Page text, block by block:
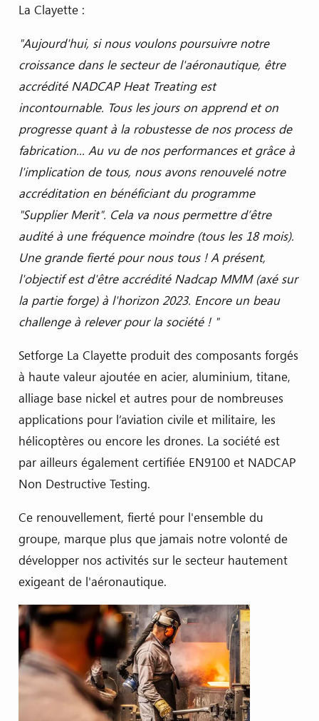
La Clayette :
"Aujourd'hui, si nous voulons poursuivre notre
croissance dans le secteur de l'aéronautique, être
accrédité NADCAP Heat Treating est
incontournable. Tous les jours on apprend et on
progresse quant à la robustesse de nos process de
fabrication... Au vu de nos performances et grâce à
l'implication de tous, nous avons renouvelé notre
accréditation en bénéficiant du programme
"Supplier Merit". Cela va nous permettre d’être
audité à une fréquence moindre (tous les 18 mois).
Une grande fierté pour nous tous ! A présent,
l'objectif est d'être accrédité Nadcap MMM (axé sur
la partie forge) à l'horizon 2023. Encore un beau
challenge à relever pour la société ! "
Setforge La Clayette produit des composants forgés
à haute valeur ajoutée en acier, aluminium, titane,
alliage base nickel et autres pour de nombreuses
applications pour l’aviation civile et militaire, les
hélicoptères ou encore les drones. La société est
par ailleurs également certifiée EN9100 et NADCAP
Non Destructive Testing.
Ce renouvellement, fierté pour l'ensemble du
groupe, marque plus que jamais notre volonté de
développer nos activités sur le secteur hautement
exigeant de l'aéronautique.